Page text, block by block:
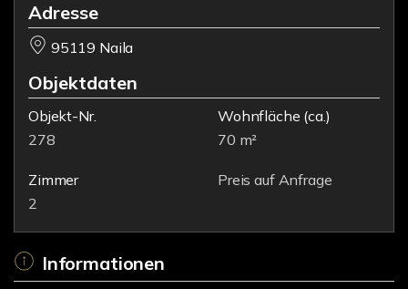
Adresse
95119 Naila
Objektdaten
Objekt-Nr.
278
Wohnfläche (ca.)
70 m²
Zimmer
2
Preis auf Anfrage
Informationen